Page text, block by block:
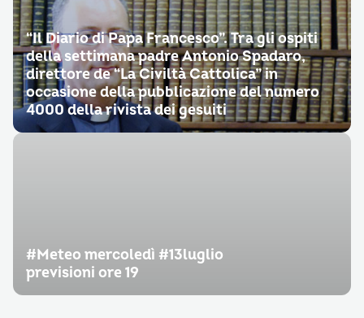
“Il Diario di Papa Francesco”. Tra gli ospiti
della settimana padre Antonio Spadaro,
direttore de “La Civiltà Cattolica” in
occasione della pubblicazione del numero
4000 della rivista dei gesuiti
#Meteo mercoledì #13luglio
previsioni ore 19